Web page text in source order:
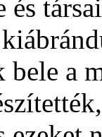
és
bele a